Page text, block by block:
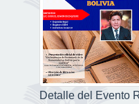
Detalle del Evento